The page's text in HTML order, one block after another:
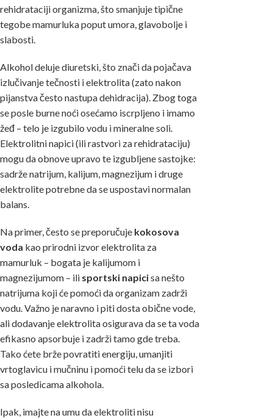
rehidrataciji organizma, što smanjuje tipične
tegobe mamurluka poput umora, glavobolje i
slabosti.
Alkohol deluje diuretski, što znači da pojačava
izlučivanje tečnosti i elektrolita (zato nakon
pijanstva često nastupa dehidracija). Zbog toga
se posle burne noći osećamo iscrpljeno i imamo
žeđ – telo je izgubilo vodu i mineralne soli.
Elektrolitni napici (ili rastvori za rehidrataciju)
mogu da obnove upravo te izgubljene sastojke:
sadrže natrijum, kalijum, magnezijum i druge
elektrolite potrebne da se uspostavi normalan
balans.
Na primer, često se preporučuje kokosova
voda kao prirodni izvor elektrolita za
mamurluk – bogata je kalijumom i
magnezijumom – ili sportski napicisa nešto
natrijuma koji će pomoći da organizam zadrži
vodu. Važno je naravno i piti dosta obične vode,
ali dodavanje elektrolita osigurava da se ta voda
efikasno apsorbuje i zadrži tamo gde treba.
Tako ćete brže povratiti energiju, umanjiti
vrtoglavicu i mučninu i pomoći telu da se izbori
sa posledicama alkohola.
Ipak, imajte na umu da elektroliti nisu